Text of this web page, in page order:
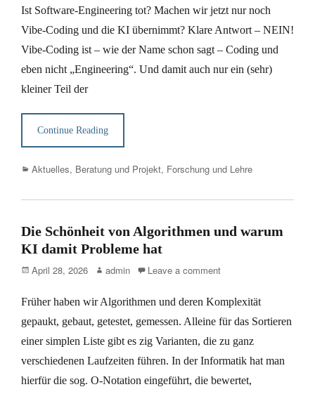
Ist Software-Engineering tot? Machen wir jetzt nur noch
Vibe-Coding und die KI übernimmt? Klare Antwort – NEIN!
Vibe-Coding ist – wie der Name schon sagt – Coding und
eben nicht „Engineering“. Und damit auch nur ein (sehr)
kleiner Teil der
Continue Reading
Categories
Aktuelles, Beratung und Projekt, Forschung und Lehre
Die Schönheit von Algorithmen und warum
KI damit Probleme hat
Posted
April 28, 2026 Author
admin Leave a comment
Früher haben wir Algorithmen und deren Komplexität
gepaukt, gebaut, getestet, gemessen. Alleine für das Sortieren
einer simplen Liste gibt es zig Varianten, die zu ganz
verschiedenen Laufzeiten führen. In der Informatik hat man
hierfür die sog. O-Notation eingeführt, die bewertet,